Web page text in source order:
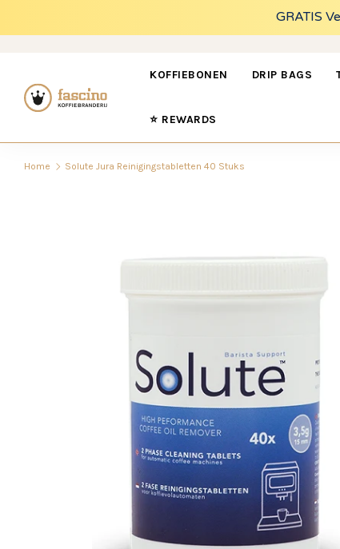
GRATIS
KOFFIEBONEN DRIP BAGS
⭐ REWARDS
Home Solute Jura Reinigingstabletten 40 Stuks